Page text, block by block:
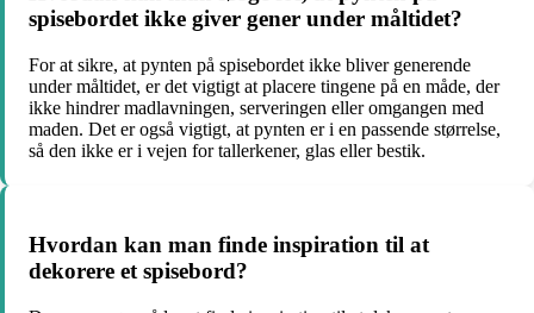
spisebordet ikke giver gener under måltidet?
For at sikre, at pynten på spisebordet ikke bliver generende
under måltidet, er det vigtigt at placere tingene på en måde, der
ikke hindrer madlavningen, serveringen eller omgangen med
maden. Det er også vigtigt, at pynten er i en passende størrelse,
så den ikke er i vejen for tallerkener, glas eller bestik.
Hvordan kan man finde inspiration til at
dekorere et spisebord?